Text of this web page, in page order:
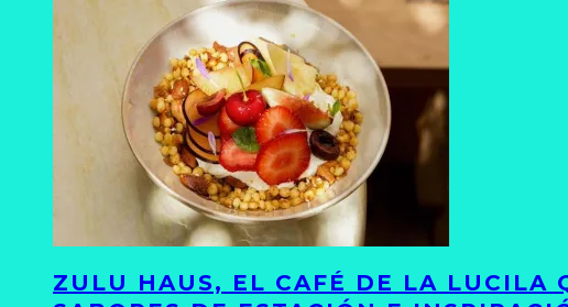
ZULU HAUS, EL CAFÉ DE LA LUCILA